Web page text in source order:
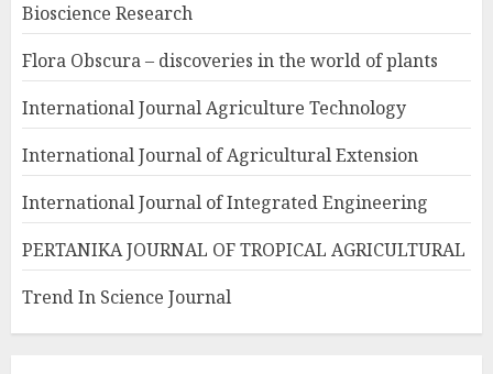
Bioscience Research
Flora Obscura – discoveries in the world of plants
International Journal Agriculture Technology
International Journal of Agricultural Extension
International Journal of Integrated Engineering
PERTANIKA JOURNAL OF TROPICAL AGRICULTURAL
Trend In Science Journal